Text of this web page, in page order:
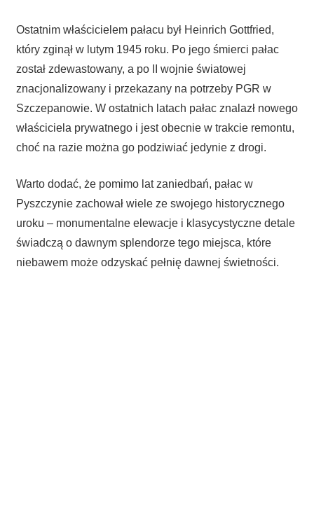
Ostatnim właścicielem pałacu był Heinrich Gottfried,
który zginął w lutym 1945 roku. Po jego śmierci pałac
został zdewastowany, a po II wojnie światowej
znacjonalizowany i przekazany na potrzeby PGR w
Szczepanowie. W ostatnich latach pałac znalazł nowego
właściciela prywatnego i jest obecnie w trakcie remontu,
choć na razie można go podziwiać jedynie z drogi.
Warto dodać, że pomimo lat zaniedbań, pałac w
Pyszczynie zachował wiele ze swojego historycznego
uroku – monumentalne elewacje i klasycystyczne detale
świadczą o dawnym splendorze tego miejsca, które
niebawem może odzyskać pełnię dawnej świetności.